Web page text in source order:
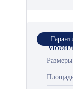
Размеры
Площадь